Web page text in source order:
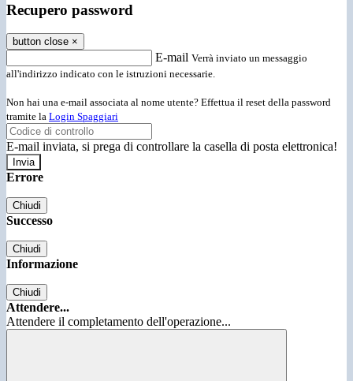
Recupero password
button close ×
E-mail Verrà inviato un messaggio
all'indirizzo indicato con le istruzioni necessarie.
Non hai una e-mail associata al nome utente? Effettua il reset della password
tramite la Login Spaggiari
E-mail inviata, si prega di controllare la casella di posta elettronica!
Errore
Chiudi
Successo
Chiudi
Informazione
Chiudi
Attendere...
Attendere il completamento dell'operazione...